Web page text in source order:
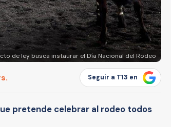
de ley busca instaurar el Día Nacional del Rodeo
Seguir a T13 en
pretende celebrar al rodeo todos